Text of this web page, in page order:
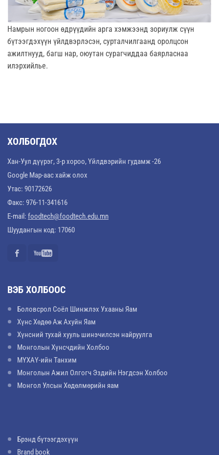
Намрын ногоон өдрүүдийн арга хэмжээнд зориулж сүүн
бүтээгдэхүүн үйлдвэрлэсэн, сурталчилгаанд оролцсон
ажилтнууд, багш нар, оюутан сурагчиддаа баярласнаа
илэрхийлье.
ХОЛБОГДОХ
Хан-Уул дүүрэг, 3-р хороо, Үйлдвэрийн гудамж -26
Google Map-аас хайж олох
Утас: 90172626
Факс: 976-11-341616
E-mail: foodtech@foodtech.edu.mn
Шуудангын код: 17060
ВЭБ ХОЛБООС
Боловсрол Соёл Шинжлэх Ухааны Яам
Хүнс Хөдөө Аж Ахуйн Яам
Хүнсний тухай хууль шинэчилсэн найруулга
Монголын Хүнсчдийн Холбоо
МҮХАҮ-ийн Танхим
Монголын Ажил Олгогч Эздийн Нэгдсэн Холбоо
Монгол Улсын Хөдөлмөрийн яам
Брэнд бүтээгдэхүүн
Brand book